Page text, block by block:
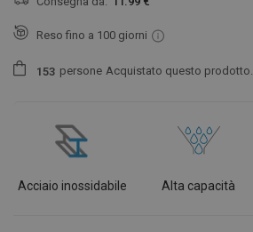
Reso fino a 100 giorni
1 53 persone Acquistato questo prodotto.
Acciaio inossidabile Alta capacità